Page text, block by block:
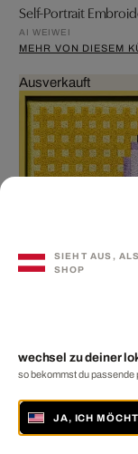
Self-Portrait
AI WEIWEI
MEHR VON DIESEM
Ausverkauft
SIEHT AUS,
SHOP
wechsel zu deiner
so bekommst du passende
JA, ICH